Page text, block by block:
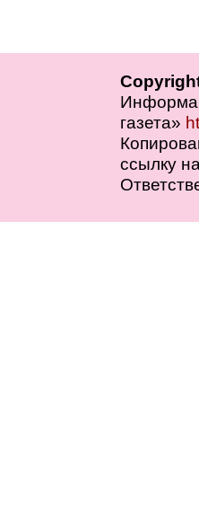
газета»
ссылку